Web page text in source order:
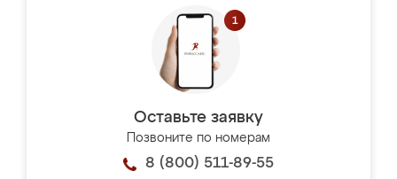
Оставьте заявку
Позвоните по номерам
8 (800) 511-89-55